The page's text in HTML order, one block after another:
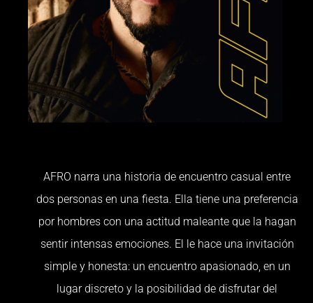
AFRO narra una historia de encuentro casual entre
dos personas en una fiesta. Ella tiene una preferencia
por hombres con una actitud maleante que la hagan
sentir intensas emociones. El le hace una invitación
simple y honesta: un encuentro apasionado, en un
lugar discreto y la posibilidad de disfrutar del